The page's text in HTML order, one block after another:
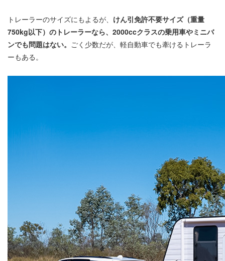
トレーラーのサイズにもよるが、 けん引免許不要サイズ（重量
750kg以下）のトレーラーなら、2000ccクラスの乗用車やミニバ
ンでも問題はない。 ごく少数だが、軽自動車でも牽けるトレーラ
ーもある。